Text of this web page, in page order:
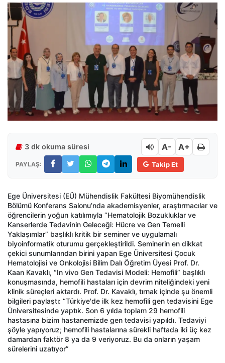
3 dk okuma süresi A- A+
PAYLAŞ: Takip Et
Ege Üniversitesi (EÜ) Mühendislik Fakültesi Biyomühendislik
Bölümü Konferans Salonu’nda akademisyenler, araştırmacılar ve
öğrencilerin yoğun katılımıyla “Hematolojik Bozukluklar ve
Kanserlerde Tedavinin Geleceği: Hücre ve Gen Temelli
Yaklaşımlar” başlıklı kritik bir seminer ve uygulamalı
biyoinformatik oturumu gerçekleştirildi. Seminerin en dikkat
çekici sunumlarından birini yapan Ege Üniversitesi Çocuk
Hematolojisi ve Onkolojisi Bilim Dalı Öğretim Üyesi Prof. Dr.
Kaan Kavaklı, “In vivo Gen Tedavisi Modeli: Hemofili” başlıklı
konuşmasında, hemofili hastaları için devrim niteliğindeki yeni
klinik süreçleri aktardı. Prof. Dr. Kavaklı, tırnak içinde şu önemli
bilgileri paylaştı: “Türkiye'de ilk kez hemofili gen tedavisini Ege
Üniversitesinde yaptık. Son 6 yılda toplam 29 hemofili
hastasına bizim hastanemizde gen tedavisi yapıldı. Tedaviyi
şöyle yapıyoruz; hemofili hastalarına sürekli haftada iki üç kez
damardan faktör 8 ya da 9 veriyoruz. Bu da onların yaşam
sürelerini uzatıyor”